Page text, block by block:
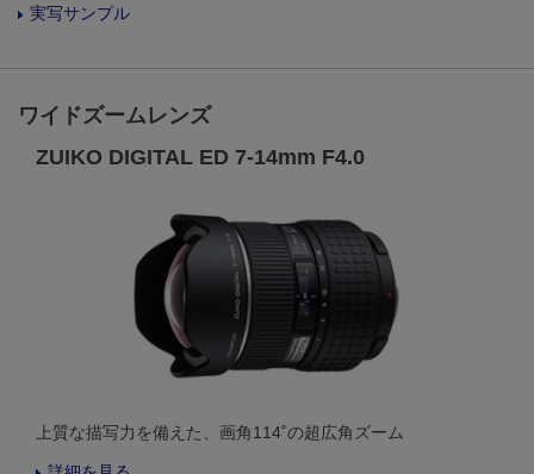
実写サンプル
ワイドズームレンズ
ZUIKO DIGITAL ED 7-14mm F4.0
上質な描写力を備えた、画角114˚の超広角ズーム